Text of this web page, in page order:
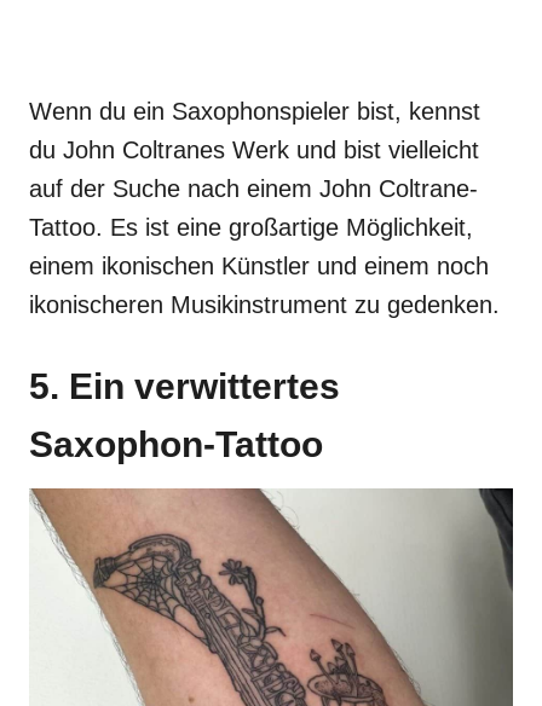
Wenn du ein Saxophonspieler bist, kennst
du John Coltranes Werk und bist vielleicht
auf der Suche nach einem John Coltrane-
Tattoo. Es ist eine großartige Möglichkeit,
einem ikonischen Künstler und einem noch
ikonischeren Musikinstrument zu gedenken.
5. Ein verwittertes
Saxophon-Tattoo